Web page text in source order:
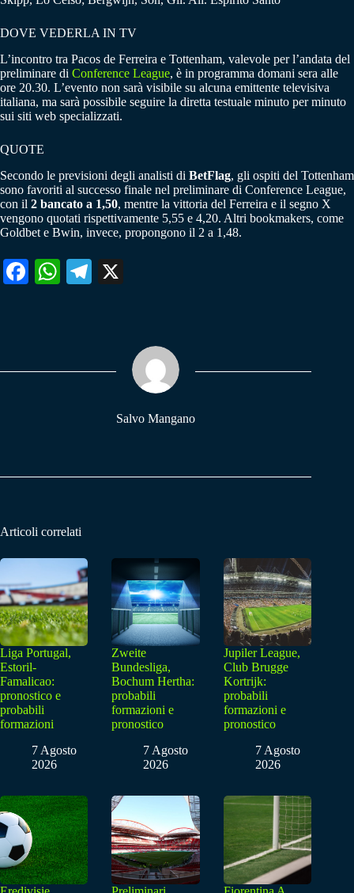
DOVE VEDERLA IN TV
L’incontro tra Pacos de Ferreira e Tottenham, valevole per l’andata del
preliminare di Conference League, è in programma domani sera alle
ore 20.30. L’evento non sarà visibile su alcuna emittente televisiva
italiana, ma sarà possibile seguire la diretta testuale minuto per minuto
sui siti web specializzati.
QUOTE
Secondo le previsioni degli analisti di BetFlag, gli ospiti del Tottenham
sono favoriti al successo finale nel preliminare di Conference League,
con il 2 bancato a 1,50, mentre la vittoria del Ferreira e il segno X
vengono quotati rispettivamente 5,55 e 4,20. Altri bookmakers, come
Goldbet e Bwin, invece, propongono il 2 a 1,48.
Fa W
pp
Te
m
Salvo Mangano
Articoli correlati
Liga Portugal,
Estoril-
Famalicao:
pronostico e
probabili
formazioni
7 Agosto
2026
Zweite
Bundesliga,
Bochum Hertha:
probabili
formazioni e
pronostico
7 Agosto
2026
Jupiler League,
Club Brugge
Kortrijk:
probabili
formazioni e
pronostico
7 Agosto
2026